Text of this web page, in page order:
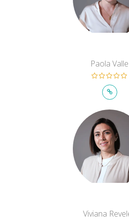
Paola Valle
Viviana